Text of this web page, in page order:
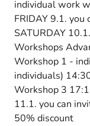
individual work
FRIDAY 9.1. you
SATURDAY
Workshops
Workshop 1 -
individuals)
Workshop 3
11.1. you can
50% discount